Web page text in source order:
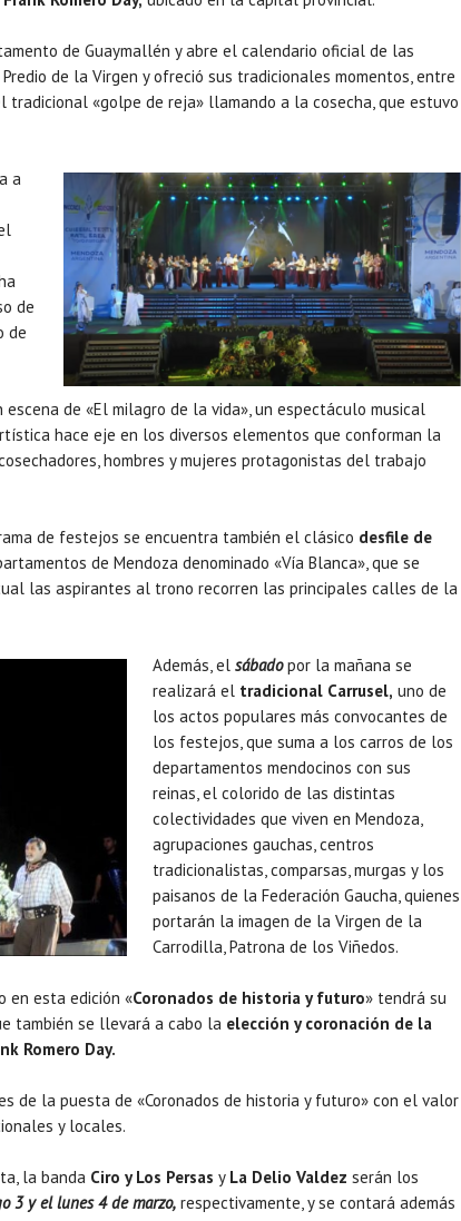
de Guaymallén y abre el calendario oficial de las
de la Virgen y ofreció sus tradicionales momentos, entre
tradicional «golpe de reja» llamando a la cosecha, que estuvo
a
de
de
de «El milagro de la vida», un espectáculo musical
hace eje en los diversos elementos que conforman la
hombres y mujeres protagonistas del trabajo
de festejos se encuentra también el clásico desfile de
de Mendoza denominado «Vía Blanca», que se
las aspirantes al trono recorren las principales calles de la
Además, el sábado por la mañana se
realizará el tradicional Carrusel, uno de
los actos populares más convocantes de
los festejos, que suma a los carros de los
departamentos mendocinos con sus
reinas, el colorido de las distintas
colectividades que viven en Mendoza,
agrupaciones gauchas, centros
tradicionalistas, comparsas, murgas y los
paisanos de la Federación Gaucha, quienes
portarán la imagen de la Virgen de la
Carrodilla, Patrona de los Viñedos.
en esta edición «Coronados de historia y futuro» tendrá su
también se llevará a cabo la elección y coronación de la
Romero Day.
de la puesta de «Coronados de historia y futuro» con el valor
y locales.
la banda Ciro y Los Persas y La Delio Valdez serán los
3 y el lunes 4 de marzo, respectivamente, y se contará además